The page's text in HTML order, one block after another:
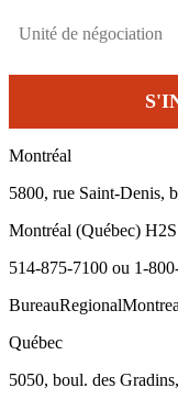
Montréal
5800, rue Saint-Denis,
Montréal (Québec)
514-875-7100 ou 1-
Québec
5050, boul. des